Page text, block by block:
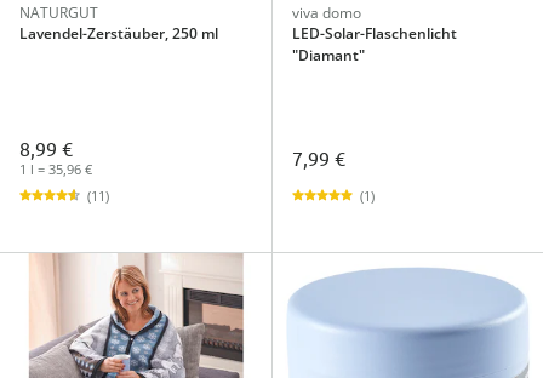
NATURGUT
Lavendel-Zerstäuber, 250 ml
8,99 €
1 l = 35,96 €
(11)
viva domo
LED-Solar-Flaschenlicht
"Diamant"
7,99 €
(1)